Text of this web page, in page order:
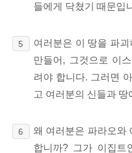
들에게 닥쳤기 때문입
5
여러분은 이 땅을 파
만들어, 그것으로 이
려야 합니다. 그러면
고 여러분의 신들과
6
왜 여러분은 파라오와
합니까? 그가 이집트